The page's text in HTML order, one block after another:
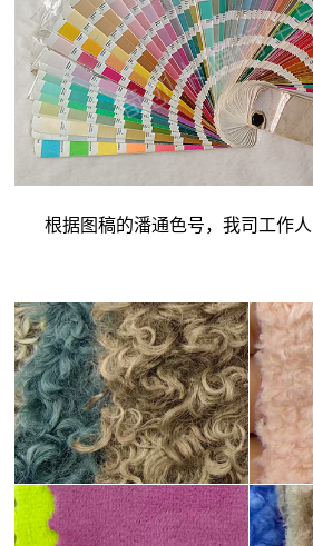
根据图稿的潘通色号，我司工作